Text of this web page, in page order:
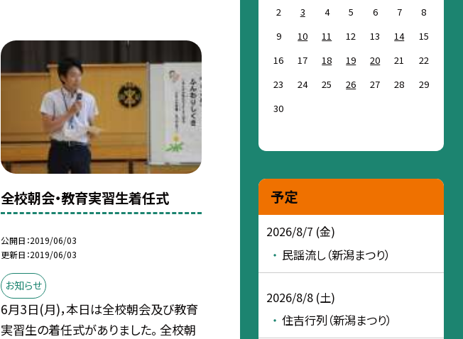
全校朝会・教育実習生着任式
公開日 2019/06/03
更新日 2019/06/03
お知らせ
6月3日(月)，本日は全校朝会及び教育
実習生の着任式がありました。 全校朝
2
3 4 5 6 7
8
9
10 11 12 13 14
15
16
17 18 19 20 21
22
23
24 25 26 27 28
29
30
予定
2026/8/7 (金)
民謡流し（新潟まつり）
2026/8/8 (土)
住吉行列（新潟まつり）